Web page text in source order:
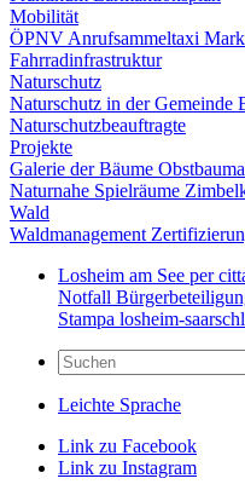
Mobilität
ÖPNV Anrufsammeltaxi
Fahrradinfrastruktur
Naturschutz
Naturschutz in der Gemeinde
Naturschutzbeauftragte
Projekte
Galerie der Bäume
Naturnahe Spielräume
Wald
Waldmanagement
Losheim am See per
Notfall
Stampa losheim-
Leichte Sprache
Link zu Facebook
Link zu Instagram